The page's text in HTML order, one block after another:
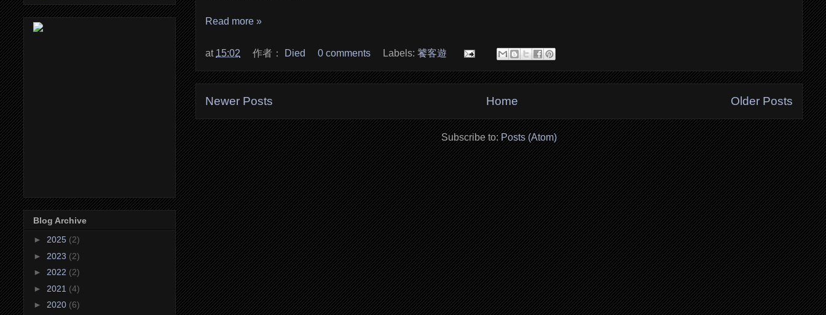
Read more »
at 15:02 作者： Died 0 comments Labels: 饕客遊
Newer Posts Older Posts
Home
Subscribe to:Posts (Atom)
Blog Archive
► 2025 (2)
► 2023 (2)
► 2022 (2)
► 2021 (4)
► 2020 (6)